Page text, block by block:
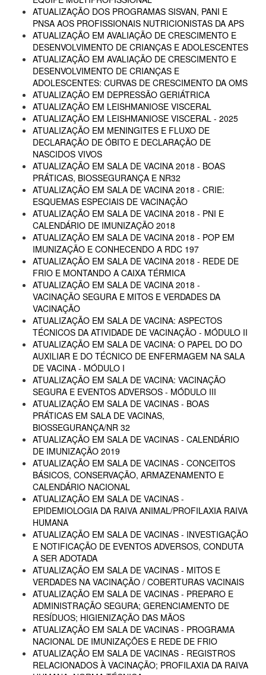
ATUALIZAÇÃO DOS PROGRAMAS SISVAN, PANI E
PNSA AOS PROFISSIONAIS NUTRICIONISTAS DA APS
ATUALIZAÇÃO EM AVALIAÇÃO DE CRESCIMENTO E
DESENVOLVIMENTO DE CRIANÇAS E ADOLESCENTES
ATUALIZAÇÃO EM AVALIAÇÃO DE CRESCIMENTO E
DESENVOLVIMENTO DE CRIANÇAS E
ADOLESCENTES: CURVAS DE CRESCIMENTO DA OMS
ATUALIZAÇÃO EM DEPRESSÃO GERIÁTRICA
ATUALIZAÇÃO EM LEISHMANIOSE VISCERAL
ATUALIZAÇÃO EM LEISHMANIOSE VISCERAL - 2025
ATUALIZAÇÃO EM MENINGITES E FLUXO DE
DECLARAÇÃO DE ÓBITO E DECLARAÇÃO DE
NASCIDOS VIVOS
ATUALIZAÇÃO EM SALA DE VACINA 2018 - BOAS
PRÁTICAS, BIOSSEGURANÇA E NR32
ATUALIZAÇÃO EM SALA DE VACINA 2018 - CRIE:
ESQUEMAS ESPECIAIS DE VACINAÇÃO
ATUALIZAÇÃO EM SALA DE VACINA 2018 - PNI E
CALENDÁRIO DE IMUNIZAÇÃO 2018
ATUALIZAÇÃO EM SALA DE VACINA 2018 - POP EM
IMUNIZAÇÃO E CONHECENDO A RDC 197
ATUALIZAÇÃO EM SALA DE VACINA 2018 - REDE DE
FRIO E MONTANDO A CAIXA TÉRMICA
ATUALIZAÇÃO EM SALA DE VACINA 2018 -
VACINAÇÃO SEGURA E MITOS E VERDADES DA
VACINAÇÃO
ATUALIZAÇÃO EM SALA DE VACINA: ASPECTOS
TÉCNICOS DA ATIVIDADE DE VACINAÇÃO - MÓDULO II
ATUALIZAÇÃO EM SALA DE VACINA: O PAPEL DO DO
AUXILIAR E DO TÉCNICO DE ENFERMAGEM NA SALA
DE VACINA - MÓDULO I
ATUALIZAÇÃO EM SALA DE VACINA: VACINAÇÃO
SEGURA E EVENTOS ADVERSOS - MÓDULO III
ATUALIZAÇÃO EM SALA DE VACINAS - BOAS
PRÁTICAS EM SALA DE VACINAS,
BIOSSEGURANÇA/NR 32
ATUALIZAÇÃO EM SALA DE VACINAS - CALENDÁRIO
DE IMUNIZAÇÃO 2019
ATUALIZAÇÃO EM SALA DE VACINAS - CONCEITOS
BÁSICOS, CONSERVAÇÃO, ARMAZENAMENTO E
CALENDÁRIO NACIONAL
ATUALIZAÇÃO EM SALA DE VACINAS -
EPIDEMIOLOGIA DA RAIVA ANIMAL/PROFILAXIA RAIVA
HUMANA
ATUALIZAÇÃO EM SALA DE VACINAS - INVESTIGAÇÃO
E NOTIFICAÇÃO DE EVENTOS ADVERSOS, CONDUTA
A SER ADOTADA
ATUALIZAÇÃO EM SALA DE VACINAS - MITOS E
VERDADES NA VACINAÇÃO / COBERTURAS VACINAIS
ATUALIZAÇÃO EM SALA DE VACINAS - PREPARO E
ADMINISTRAÇÃO SEGURA; GERENCIAMENTO DE
RESÍDUOS; HIGIENIZAÇÃO DAS MÃOS
ATUALIZAÇÃO EM SALA DE VACINAS - PROGRAMA
NACIONAL DE IMUNIZAÇÕES E REDE DE FRIO
ATUALIZAÇÃO EM SALA DE VACINAS - REGISTROS
RELACIONADOS À VACINAÇÃO; PROFILAXIA DA RAIVA